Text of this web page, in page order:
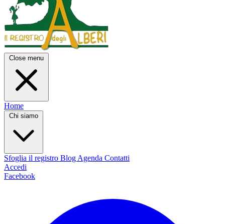
Close menu
Home
Chi siamo
Sfoglia il registro Blog Agenda Contatti
Accedi
Facebook